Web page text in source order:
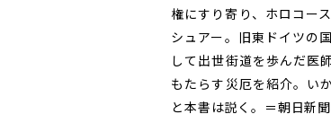
権にすり寄り、ホロコー
シュアー。旧東ドイツの
して出世街道を歩んだ医
もたらす災厄を紹介。い
と本書は説く。＝朝日新